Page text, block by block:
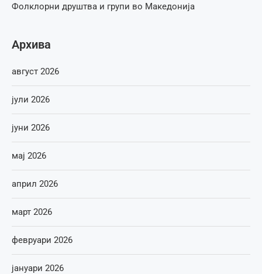
Фолклорни друштва и групи во Македонија
Архива
август 2026
јули 2026
јуни 2026
мај 2026
април 2026
март 2026
февруари 2026
јануари 2026